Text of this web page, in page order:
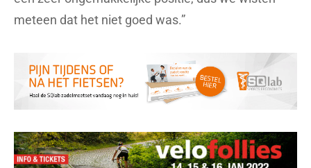
meteen dat het niet goed was.”